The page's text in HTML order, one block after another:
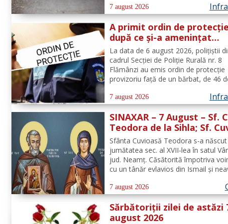
reieșit faptul că, în timp ce se
strada Tulburea din orașul...
7 august 2026
A primit ordin de protecție
după ce și-a amenințat
partenera printr-o
mesagerie
La data de 6 august 2026, polițiștii
cadrul Secției de Poliție Rurală nr. 8
Flămânzi au emis ordin de protecție
provizoriu față de un bărbat, de 46
teritoriul altui stat, și-ar fi amenințat
partenera, prin intermediul unor
transmise...
7 august 2026
SINAXAR – 7 August – Sf.
Teodora de la Sihla; Sf.
Pafnutie - Pârvu Zugravul
Sfânta Cuvioasă Teodora s-a
jumătatea sec. al XVII-lea în satul
jud. Neamţ. Căsătorită împotriva
cu un tânăr evlavios din Ismail şi
la Schitul Vărzăreşti, Vrancea, iar
asemenea, s-a călugărit la...
7 august 2026
Sărbătoriții zilei de astăzi
august 2026